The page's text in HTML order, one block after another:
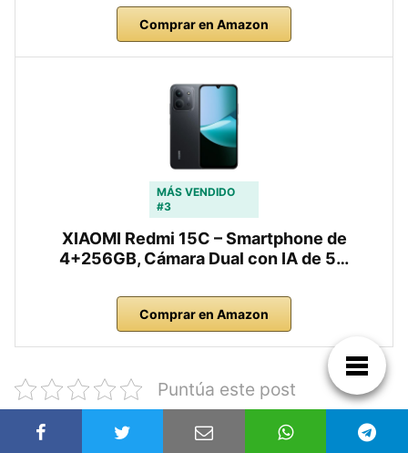
Comprar en Amazon
MÁS VENDIDO
#3
XIAOMI Redmi 15C – Smartphone de
4+256GB, Cámara Dual con IA de 5…
Comprar en Amazon
Puntúa este post